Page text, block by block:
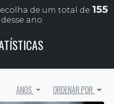
de um total de 155
ano
ANOS ORDENAR POR